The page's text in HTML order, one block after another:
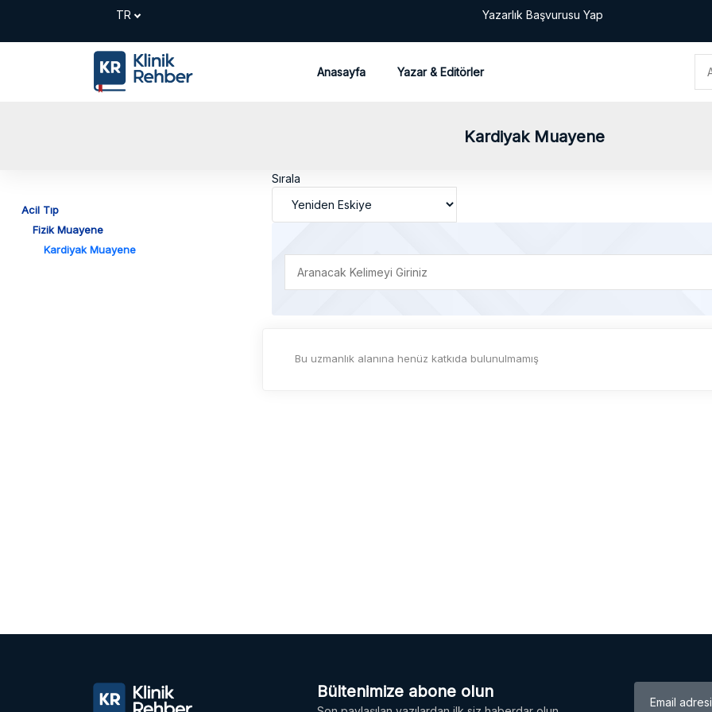
Yazarlık Başvurusu Yap
Anasayfa Yazar & Editörler
Kardiyak Muayene
Acil Tıp
Fizik Muayene
Kardiyak Muayene
Sırala
Bu uzmanlık alanına henüz katkıda bulunulmamış
Bültenimize abone olun